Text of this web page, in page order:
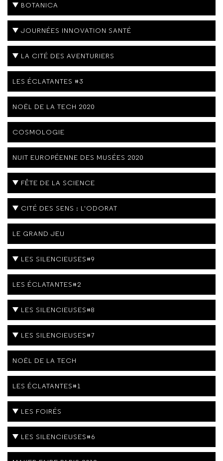
BOTANICA
JOURNÉES INNOVATION SANTÉ
LA CITÉ DES AVENTURIERS
LES ÉCLATANTES #3
NOËL DE LA TECH 2020
COSMOLOGIE
NUIT EUROPÉENNE DES MUSÉES 2020
FÊTE DE LA SCIENCE
CITÉ DES SENS : L'ODORAT
LE GRAND JEU
LES SILENCIEUSES#9
LES ÉCLATANTES#2
LES SILENCIEUSES#8
LES SILENCIEUSES#7
NOËL DE LA TECH
LES ÉCLATANTES#1
LES FOIRÉS
LES SILENCIEUSES#6